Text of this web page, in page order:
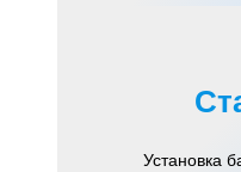
Установка